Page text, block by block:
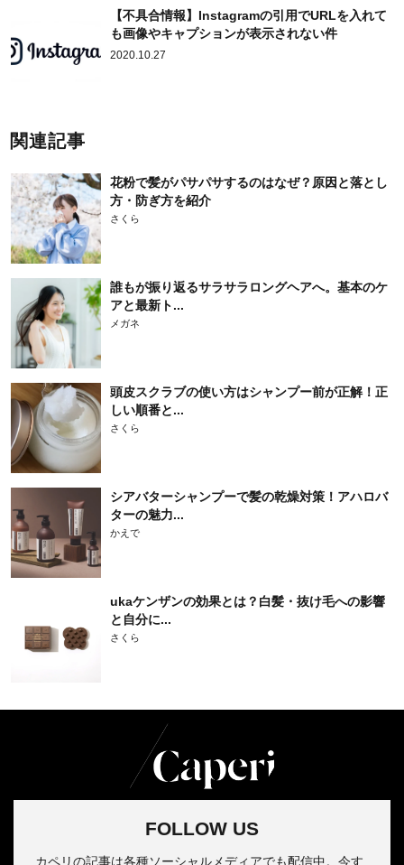
【不具合情報】Instagramの引用でURLを入れて
も画像やキャプションが表示されない件
2020.10.27
関連記事
花粉で髪がパサパサするのはなぜ？原因と落とし
方・防ぎ方を紹介
さくら
誰もが振り返るサラサラロングヘアへ。基本のケ
アと最新ト...
メガネ
頭皮スクラブの使い方はシャンプー前が正解！正
しい順番と...
さくら
シアバターシャンプーで髪の乾燥対策！アハロバ
ターの魅力...
かえで
ukaケンザンの効果とは？白髪・抜け毛への影響
と自分に...
さくら
FOLLOW US
カペリの記事は各種ソーシャルメディアでも配信中。今す